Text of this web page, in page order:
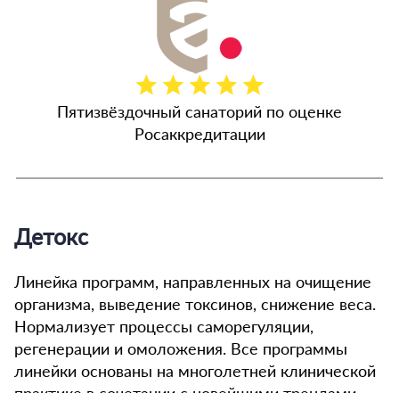
Пятизвёздочный санаторий по оценке
Росаккредитации
Детокс
Линейка программ, направленных на очищение
организма, выведение токсинов, снижение веса.
Нормализует процессы саморегуляции,
регенерации и омоложения. Все программы
линейки основаны на многолетней клинической